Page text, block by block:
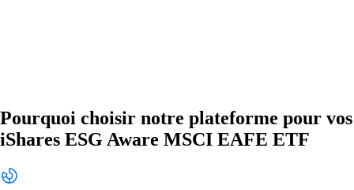
Pourquoi choisir notre plateforme pour vos
iShares ESG Aware MSCI EAFE ETF